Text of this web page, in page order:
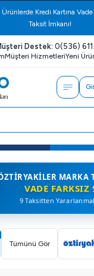
Kredi Kartına Vade
Taksit İmkanı!
Destek: 0(536) 611
Müşteri HizmetleriYeni
MARKA
VADE FARKSIZ
9 Taksitten
Tümünü Gör